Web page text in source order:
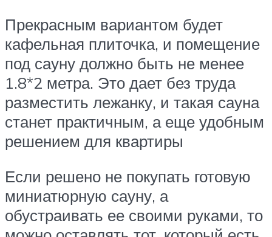
Прекрасным вариантом будет
кафельная плиточка, и помещение
под сауну должно быть не менее
1.8*2 метра. Это дает без труда
разместить лежанку, и такая сауна
станет практичным, а еще удобным
решением для квартиры
Если решено не покупать готовую
миниатюрную сауну, а
обустраивать ее своими руками, то